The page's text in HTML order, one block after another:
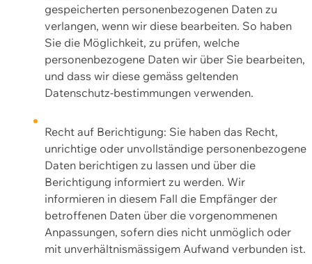
gespeicherten personenbezogenen Daten zu
verlangen, wenn wir diese bearbeiten. So haben
Sie die Möglichkeit, zu prüfen, welche
personenbezogene Daten wir über Sie bearbeiten,
und dass wir diese gemäss geltenden
Datenschutz-bestimmungen verwenden.
Recht auf Berichtigung: Sie haben das Recht,
unrichtige oder unvollständige personenbezogene
Daten berichtigen zu lassen und über die
Berichtigung informiert zu werden. Wir
informieren in diesem Fall die Empfänger der
betroffenen Daten über die vorgenommenen
Anpassungen, sofern dies nicht unmöglich oder
mit unverhältnismässigem Aufwand verbunden ist.